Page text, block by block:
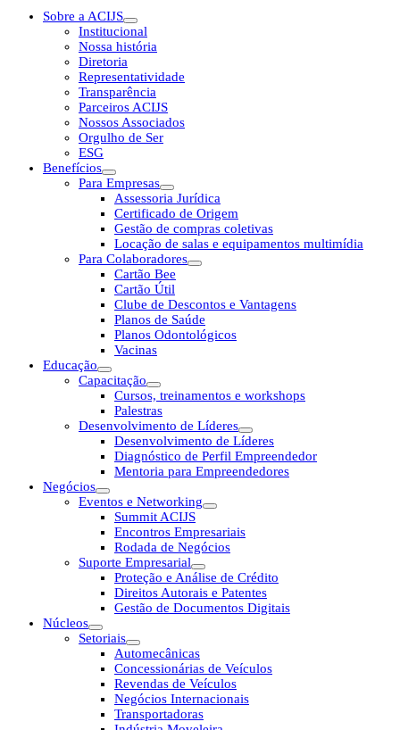
Sobre a ACIJS
Institucional
Nossa história
Diretoria
Representatividade
Transparência
Parceiros ACIJS
Nossos Associados
Orgulho de Ser
ESG
Benefícios
Para Empresas
Assessoria Jurídica
Certificado de Origem
Gestão de compras coletivas
Locação de salas e equipamentos multimídia
Para Colaboradores
Cartão Bee
Cartão Útil
Clube de Descontos e Vantagens
Planos de Saúde
Planos Odontológicos
Vacinas
Educação
Capacitação
Cursos, treinamentos e workshops
Palestras
Desenvolvimento de Líderes
Desenvolvimento de Líderes
Diagnóstico de Perfil Empreendedor
Mentoria para Empreendedores
Negócios
Eventos e Networking
Summit ACIJS
Encontros Empresariais
Rodada de Negócios
Suporte Empresarial
Proteção e Análise de Crédito
Direitos Autorais e Patentes
Gestão de Documentos Digitais
Núcleos
Setoriais
Automecânicas
Concessionárias de Veículos
Revendas de Veículos
Negócios Internacionais
Transportadoras